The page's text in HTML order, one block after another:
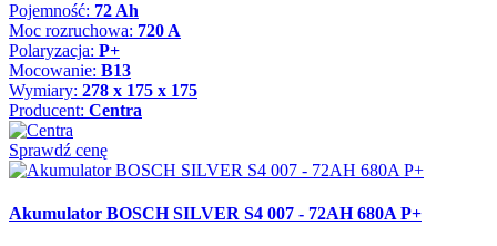
Pojemność: 72 Ah
Moc rozruchowa: 720 A
Polaryzacja: P+
Mocowanie: B13
Wymiary: 278 x 175 x 175
Producent: Centra
Sprawdź cenę
Akumulator BOSCH SILVER S4 007 - 72AH 680A P+